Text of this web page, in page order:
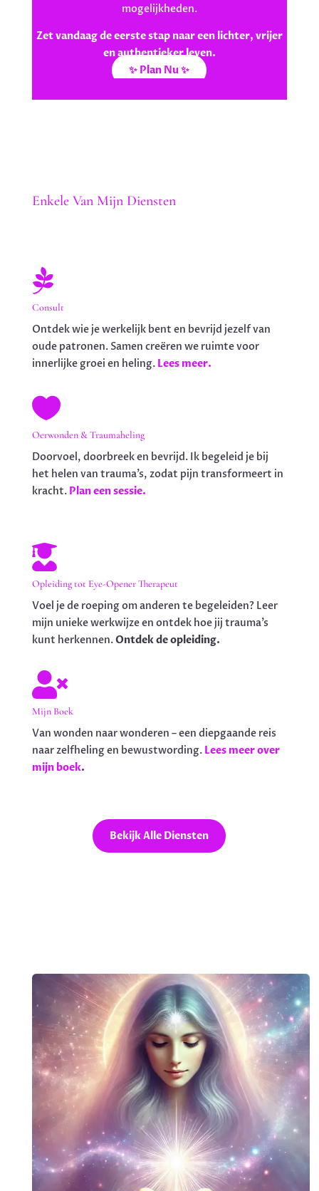
mogelijkheden.
Zet vandaag de eerste stap naar een lichter, vrijer
en authentieker leven.
✨ Plan Nu ✨
Enkele Van Mijn Diensten

Consult
Ontdek wie je werkelijk bent en bevrijd jezelf van
oude patronen. Samen creëren we ruimte voor
innerlijke groei en heling. Lees meer.

Oerwonden & Traumaheling
Doorvoel, doorbreek en bevrijd. Ik begeleid je bij
het helen van trauma’s, zodat pijn transformeert in
kracht. Plan een sessie.

Opleiding tot Eye-Opener Therapeut
Voel je de roeping om anderen te begeleiden? Leer
mijn unieke werkwijze en ontdek hoe jij trauma’s
kunt herkennen.Ontdek de opleiding.

Mijn Boek
Van wonden naar wonderen – een diepgaande reis
naar zelfheling en bewustwording. Lees meer over
mijn boek.
Bekijk Alle Diensten